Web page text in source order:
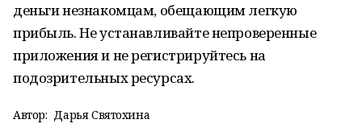
деньги незнакомцам, обещающим легкую
прибыль. Не устанавливайте непроверенные
приложения и не регистрируйтесь на
подозрительных ресурсах.
Автор: Дарья Святохина